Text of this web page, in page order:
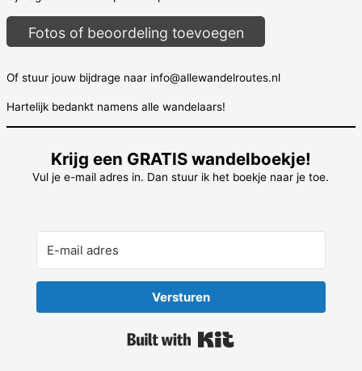
Fotos of beoordeling toevoegen
Of stuur jouw bijdrage naar info@allewandelroutes.nl
Hartelijk bedankt namens alle wandelaars!
Krijg een GRATIS wandelboekje!
Vul je e-mail adres in. Dan stuur ik het boekje naar je toe.
Versturen